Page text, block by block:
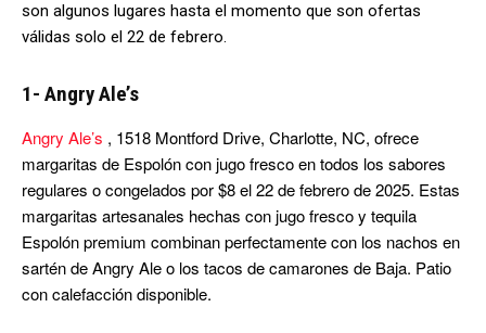
son algunos lugares hasta el momento que son ofertas
válidas solo el 22 de febrero.
1- Angry Ale’s
Angry Ale’s , 1518 Montford Drive, Charlotte, NC, ofrece
margaritas de Espolón con jugo fresco en todos los sabores
regulares o congelados por $8 el 22 de febrero de 2025. Estas
margaritas artesanales hechas con jugo fresco y tequila
Espolón premium combinan perfectamente con los nachos en
sartén de Angry Ale o los tacos de camarones de Baja. Patio
con calefacción disponible.